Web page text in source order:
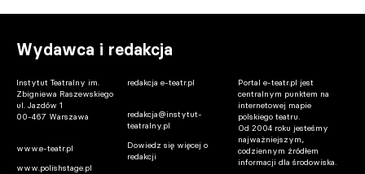
Wydawca i redakcja
Instytut Teatralny im.
Zbigniewa Raszewskiego
ul. Jazdów 1
00-467 Warszawa
www.e-teatr.pl
www.polishstage.pl
redakcja e-teatr.pl
redakcja@instytut-
teatralny.pl
Dowiedz się więcej o
redakcji
Portal e-teatr.pl jest
centralnym punktem na
internetowej mapie
polskiego teatru.
Od 2004 roku jesteśmy
najważniejszym,
codziennym źródłem
informacji dla środowiska.